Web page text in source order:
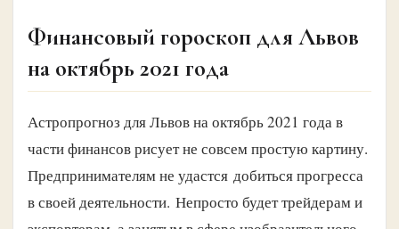
Финансовый гороскоп для Львов
на октябрь 2021 года
Астропрогноз для Львов на октябрь 2021 года в
части финансов рисует не совсем простую картину.
Предпринимателям не удастся добиться прогресса
в своей деятельности. Непросто будет трейдерам и